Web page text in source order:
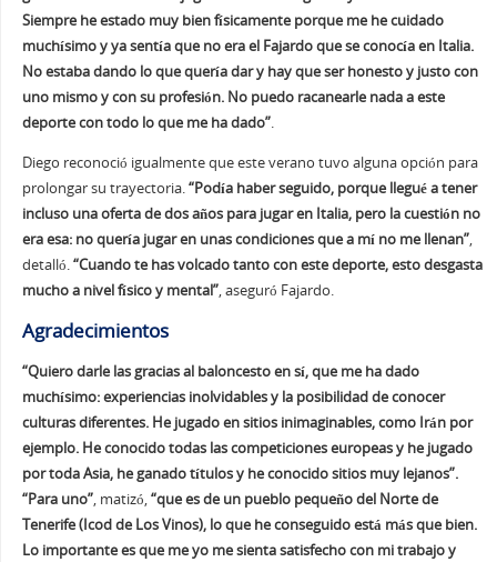
Siempre he estado muy bien físicamente porque me he cuidado
muchísimo y ya sentía que no era el Fajardo que se conocía en Italia.
No estaba dando lo que quería dar y hay que ser honesto y justo con
uno mismo y con su profesión. No puedo racanearle nada a este
deporte con todo lo que me ha dado”.
Diego reconoció igualmente que este verano tuvo alguna opción para
prolongar su trayectoria.“Podía haber seguido, porque llegué a tener
incluso una oferta de dos años para jugar en Italia, pero la cuestión no
era esa: no quería jugar en unas condiciones que a mí no me llenan”,
detalló.“Cuando te has volcado tanto con este deporte, esto desgasta
mucho a nivel físico y mental”, aseguró Fajardo.
Agradecimientos
“Quiero darle las gracias al baloncesto en sí, que me ha dado
muchísimo: experiencias inolvidables y la posibilidad de conocer
culturas diferentes. He jugado en sitios inimaginables, como Irán por
ejemplo. He conocido todas las competiciones europeas y he jugado
por toda Asia, he ganado títulos y he conocido sitios muy lejanos”.
“Para uno”, matizó,“que es de un pueblo pequeño del Norte de
Tenerife (Icod de Los Vinos), lo que he conseguido está más que bien.
Lo importante es que me yo me sienta satisfecho con mi trabajo y